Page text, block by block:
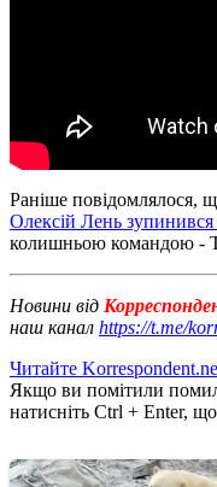
Раніше повідомлялося,
Олексій Лень зупинився
колишньою командою -
Новини від
наш канал https://t.me/
Читайте
Якщо ви помітили
натисніть Ctrl + Enter,